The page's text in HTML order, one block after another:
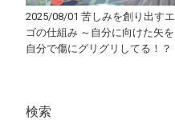
2025/08/01 苦しみを創り出すエ
ゴの仕組み ～自分に向けた矢を
自分で傷にグリグリしてる！？
検索